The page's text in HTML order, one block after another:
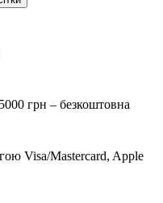
грн – безкоштовна
Visa/Mastercard, Apple